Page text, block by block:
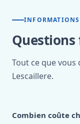
INFORMATIONS
Tout ce que vous
Lescaillere.
Combien coûte